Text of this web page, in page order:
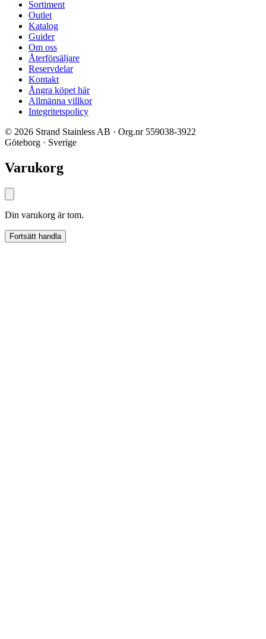
Sortiment
Outlet
Katalog
Guider
Om oss
Återförsäljare
Reservdelar
Kontakt
Ångra köpet här
Allmänna villkor
Integritetspolicy
© 2026 Strand Stainless AB · Org.nr 559038-3922
Göteborg · Sverige
Varukorg
Din varukorg är tom.
Fortsätt handla